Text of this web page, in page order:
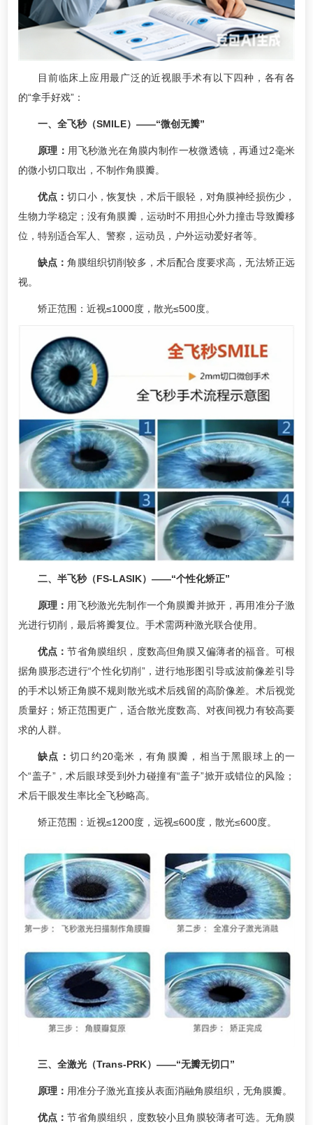
目前临床上应用最广泛的近视眼手术有以下四种，各有各
的“拿手好戏”：
一、全飞秒（SMILE）——“微创无瓣”
原理： 用飞秒激光在角膜内制作一枚微透镜，再通过2毫米
的微小切口取出，不制作角膜瓣。
优点：切口小，恢复快，术后干眼轻，对角膜神经损伤少，
生物力学稳定；没有角膜瓣，运动时不用担心外力撞击导致瓣移
位，特别适合军人、警察，运动员，户外运动爱好者等。
缺点：角膜组织切削较多，术后配合度要求高，无法矫正远
视。
矫正范围：近视≤1000度，散光≤500度。
二、半飞秒（FS-LASIK）——“个性化矫正”
原理： 用飞秒激光先制作一个角膜瓣并掀开，再用准分子激
光进行切削，最后将瓣复位。手术需两种激光联合使用。
优点：节省角膜组织，度数高但角膜又偏薄者的福音。可根
据角膜形态进行“个性化切削”，进行地形图引导或波前像差引导
的手术以矫正角膜不规则散光或术后残留的高阶像差。术后视觉
质量好；矫正范围更广，适合散光度数高、对夜间视力有较高要
求的人群。
缺点： 切口约20毫米，有角膜瓣，相当于黑眼球上的一
个“盖子”，术后眼球受到外力碰撞有“盖子”掀开或错位的风险；
术后干眼发生率比全飞秒略高。
矫正范围：近视≤1200度，远视≤600度，散光≤600度。
三、全激光（Trans-PRK）——“无瓣无切口”
原理： 用准分子激光直接从表面消融角膜组织，无角膜瓣。
优点：节省角膜组织，度数较小且角膜较薄者可选。无角膜